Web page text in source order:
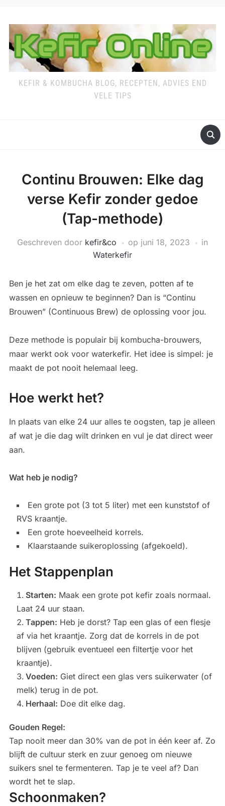
KEFIR & KOMBUCHA BLOG, RECEPTEN, ADVIES END
VELE TIPS
Continu Brouwen: Elke dag
verse Kefir zonder gedoe
(Tap-methode)
Geschreven door kefir&co op juni 18, 2023
in
Waterkefir
Ben je het zat om elke dag te zeven, potten af te
wassen en opnieuw te beginnen? Dan is “Continu
Brouwen” (Continuous Brew) de oplossing voor jou.
Deze methode is populair bij kombucha-brouwers,
maar werkt ook voor waterkefir. Het idee is simpel: je
maakt de pot nooit helemaal leeg.
Hoe werkt het?
In plaats van elke 24 uur alles te oogsten, tap je alleen
af wat je die dag wilt drinken en vul je dat direct weer
aan.
Wat heb je nodig?
Een grote pot (3 tot 5 liter) met een kunststof of
RVS kraantje.
Een grote hoeveelheid korrels.
Klaarstaande suikeroplossing (afgekoeld).
Het Stappenplan
Starten: Maak een grote pot kefir zoals normaal.
Laat 24 uur staan.
Tappen: Heb je dorst? Tap een glas of een flesje
af via het kraantje. Zorg dat de korrels in de pot
blijven (gebruik eventueel een filtertje voor het
kraantje).
Voeden: Giet direct een glas vers suikerwater (of
melk) terug in de pot.
Herhaal: Doe dit elke dag.
Gouden Regel:
Tap nooit meer dan 30% van de pot in één keer af. Zo
blijft de cultuur sterk en zuur genoeg om nieuwe
suikers snel te fermenteren. Tap je te veel af? Dan
wordt het te slap.
Schoonmaken?